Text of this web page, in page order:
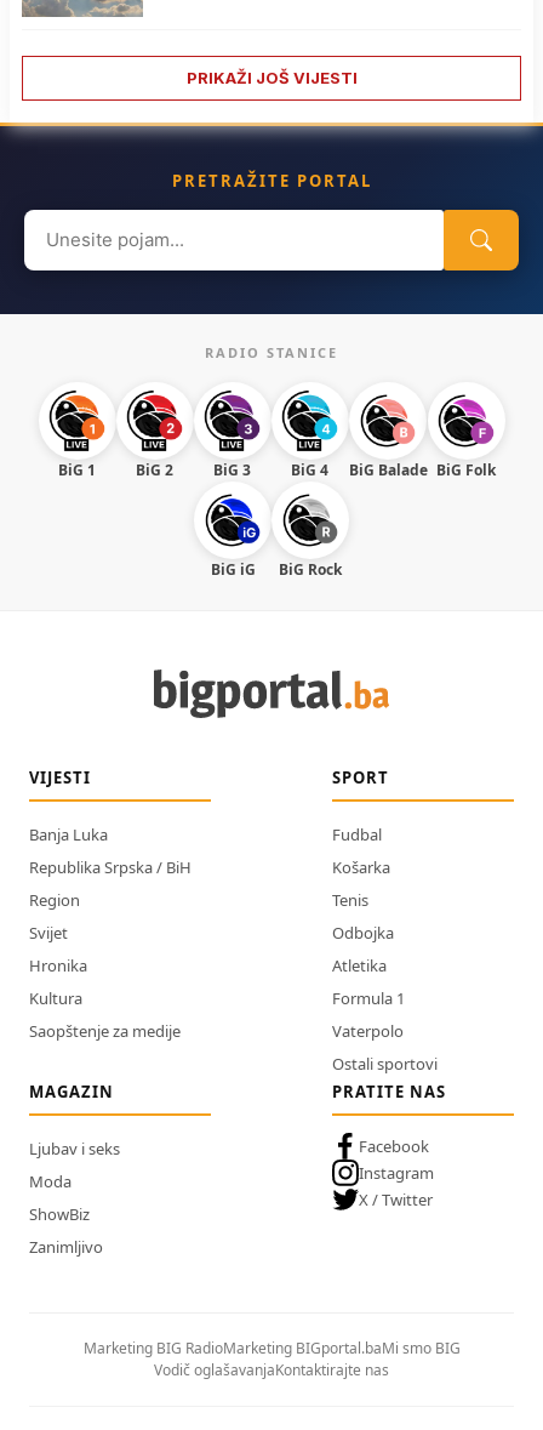
PRIKAŽI JOŠ VIJESTI
PRETRAŽITE PORTAL
Search
for:
RADIO STANICE
BiG 1 BiG 2 BiG 3 BiG 4 BiG Balade BiG Folk
BiG iG BiG Rock
VIJESTI
Banja Luka
Republika Srpska / BiH
Region
Svijet
Hronika
Kultura
Saopštenje za medije
SPORT
Fudbal
Košarka
Tenis
Odbojka
Atletika
Formula 1
Vaterpolo
Ostali sportovi
MAGAZIN
Ljubav i seks
Moda
ShowBiz
Zanimljivo
PRATITE NAS
Facebook
Instagram
X / Twitter
Marketing BIG RadioMarketing BIGportal.baMi smo BIG
Vodič oglašavanjaKontaktirajte nas